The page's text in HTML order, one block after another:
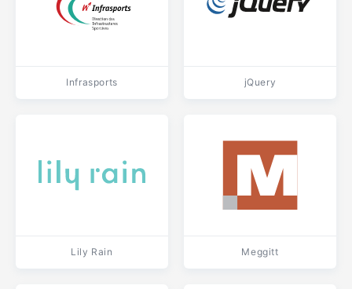
Infrasports jQuery
Lily Rain Meggitt